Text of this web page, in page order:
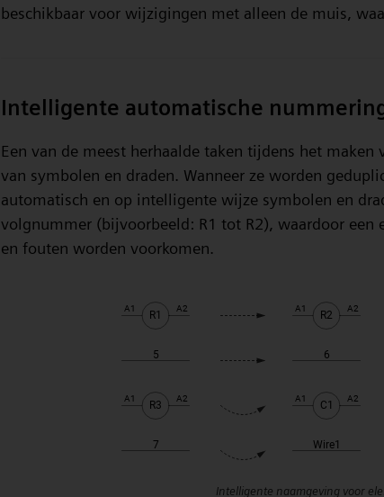
beschikbaar voor wijzigingen met alleen de muis,
Intelligente automatische
Een van de meest herhaalde taken tijdens het
van symbolen en draden. Wanneer ze worden
automatisch en op intelligente wijze symbolen en
volgnummer (bijvoorbeeld: R1 tot R2), waardoor
en fouten worden voorkomen.
Intelligente naamgeving voor